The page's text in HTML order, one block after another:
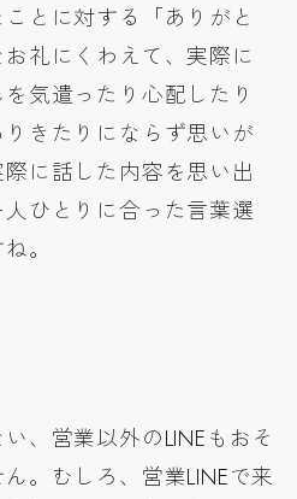
とに対する「ありがと
礼にくわえて、実際に
気遣ったり心配したり
きたりにならず思いが
に話した内容を思い出
ひとりに合った言葉選
。
、営業以外のLINEもおそ
。むしろ、営業LINEで来